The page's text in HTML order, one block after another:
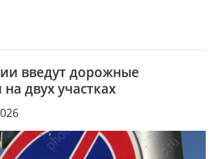
введут дорожные
двух участках